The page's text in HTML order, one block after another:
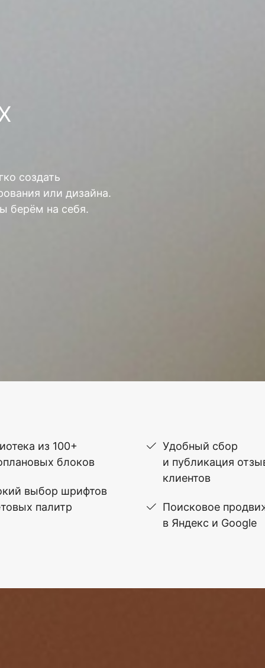
создать
или дизайна.
берём на себя.
из 100+
блоков
выбор шрифтов
палитр
Удобный сбор
и публикация
клиентов
Поисковое
в Яндекс и Google